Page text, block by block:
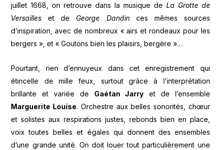
juillet 1668, on retrouve dans la musique de La Grotte de
Versailles et de George Dandinces mêmes sources
d’inspiration, avec de nombreux « airs et rondeaux pour les
bergers », et « Goutons bien les plaisirs, bergère »…
Pourtant, rien d’ennuyeux dans cet enregistrement qui
étincelle de mille feux, surtout grâce à l’interprétation
brillante et variée de Gaétan Jarry et de l’ensemble
Marguerite Louise. Orchestre aux belles sonorités, chœur
et solistes aux respirations justes, rebonds bien en place,
voix toutes belles et égales qui donnent des ensembles
d’une grande unité. On doit louer tout particulièrement une